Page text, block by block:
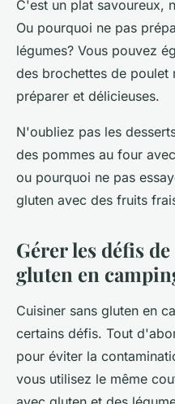
C'est un plat savoureux,
Ou pourquoi ne pas
légumes? Vous pouvez
des brochettes de poulet
préparer et délicieuses.
N'oubliez pas les
des pommes au four
ou pourquoi ne pas
gluten avec des fruits
Gérer les défis
gluten en
Cuisiner sans gluten en
certains défis. Tout
pour éviter la
vous utilisez le même